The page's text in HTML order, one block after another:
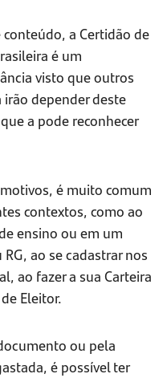
a Certidão de
é um
visto que outros
depender deste
a pode reconhecer
é muito comum
contextos, como ao
ensino ou em um
ao se cadastrar nos
ao fazer a sua Carteira
Eleitor.
ou pela
é possível ter